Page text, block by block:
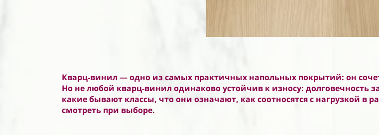
Кварц‑винил — одно из самых практичных напольных покрытий: он
Но не любой кварц‑винил одинаково устойчив к износу: долговечность
какие бывают классы, что они означают, как соотносятся с нагрузкой в
смотреть при выборе.